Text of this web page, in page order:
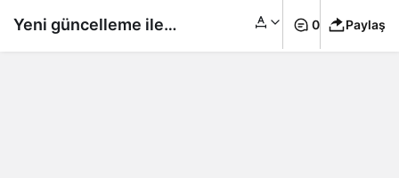
Yeni güncelleme ile 0 Paylaş